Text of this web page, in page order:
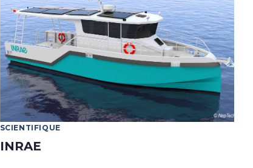
SCIENTIFIQUE
INRAE